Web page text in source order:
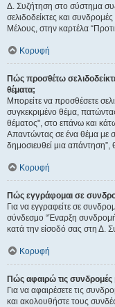
Δ. Συζήτηση στο σύστημα
σελιδοδείκτες και
Μέλους, στην καρτέλα
Κορυφή
Πώς προσθέτω
θέματα;
Μπορείτε να προσθέσετε
συγκεκριμένο θέμα,
θέματος", στο επάνω και
Απαντώντας σε ένα θέμα με
δημοσιευθεί μια
Κορυφή
Πώς εγγράφομαι σε
Για να εγγραφείτε σε
σύνδεσμο “Έναρξη
κατά την είσοδό σας στη Δ.
Κορυφή
Πώς αφαιρώ τις συνδρομές
Για να αφαιρέσετε τις
και ακολουθήστε τους